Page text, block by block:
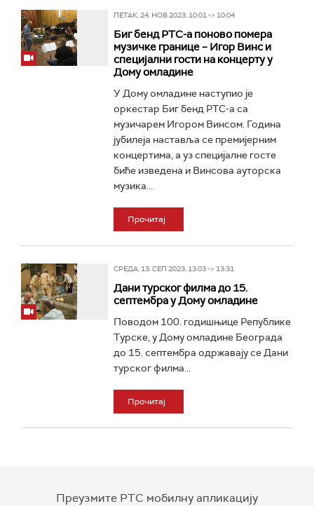
ПЕТАК, 24. НОВ 2023, 10:01 -> 10:04
Биг бенд РТС-а поново помера
музичке границе – Игор Винс и
специјални гости на концерту у
Дому омладине
У Дому омладине наступио је
оркестар Биг бенд РТС-а са
музичарем Игором Винсом. Година
јубилеја наставља се премијерним
концертима, а уз специјалне госте
биће изведена и Винсова ауторска
музика...
Прочитај
СРЕДА, 13. СЕП 2023, 13:03 -> 13:31
Дани турског филма до 15.
септембра у Дому омладине
Поводом 100. годишњице Републике
Турске, у Дому омладине Београда
до 15. септембра одржавају се Дани
турског филма...
Прочитај
Преузмите РТС мобилну апликацију